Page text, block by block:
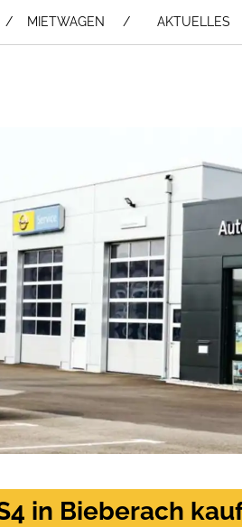
MIETWAGEN / AKTUELLES
in Bieberach